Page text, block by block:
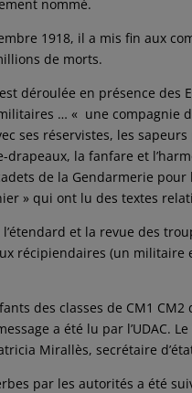
nommé.
1918, il a mis fin aux
de morts.
déroulée en présence
… « une compagnie
ses réservistes, les
drapeaux, la fanfare et
de la Gendarmerie
» qui ont lu des textes
et la revue des
récipiendaires (un
des classes de CM1
a été lu par l’UDAC.
Mirallès, secrétaire
par les autorités a été